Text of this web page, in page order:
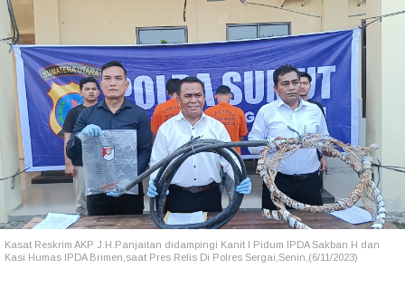
Kasat Reskrim AKP J.H.Panjaitan didampingi Kanit I Pidum IPDA Sakban H dan
Kasi Humas IPDA Brimen,saat Pres Relis Di Polres Sergai,Senin,(6/11/2023)